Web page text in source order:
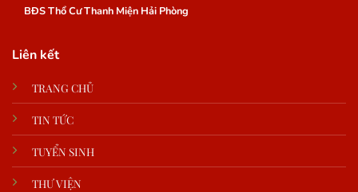
BĐS Thổ Cư Thanh Miện Hải Phòng
Liên kết
TRANG CHỦ
TIN TỨC
TUYỂN SINH
THƯ VIỆN